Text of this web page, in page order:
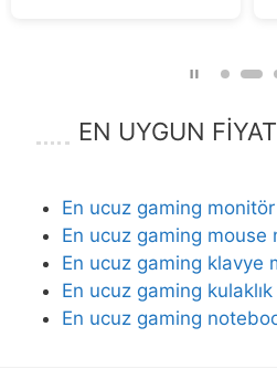
EN UYGUN
En ucuz gaming
En ucuz gaming mouse
En ucuz gaming klavye
En ucuz gaming
En ucuz gaming